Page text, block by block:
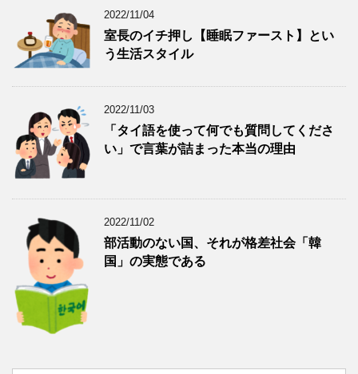
2022/11/04
室長のイチ押し【睡眠ファースト】とい
う生活スタイル
2022/11/03
「タイ語を使って何でも質問してくださ
い」で言葉が詰まった本当の理由
2022/11/02
部活動のない国、それが格差社会「韓
国」の実態である